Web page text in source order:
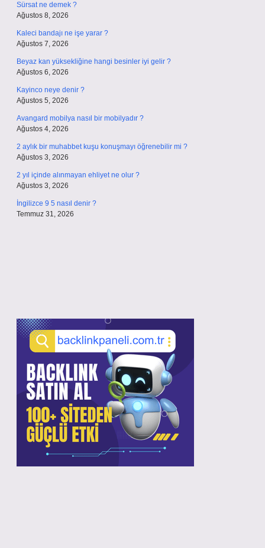
Sürsat ne demek ?
Ağustos 8, 2026
Kaleci bandajı ne işe yarar ?
Ağustos 7, 2026
Beyaz kan yüksekliğine hangi besinler iyi gelir ?
Ağustos 6, 2026
Kayinco neye denir ?
Ağustos 5, 2026
Avangard mobilya nasıl bir mobilyadır ?
Ağustos 4, 2026
2 aylık bir muhabbet kuşu konuşmayı öğrenebilir mi ?
Ağustos 3, 2026
2 yıl içinde alınmayan ehliyet ne olur ?
Ağustos 3, 2026
İngilizce 9 5 nasıl denir ?
Temmuz 31, 2026